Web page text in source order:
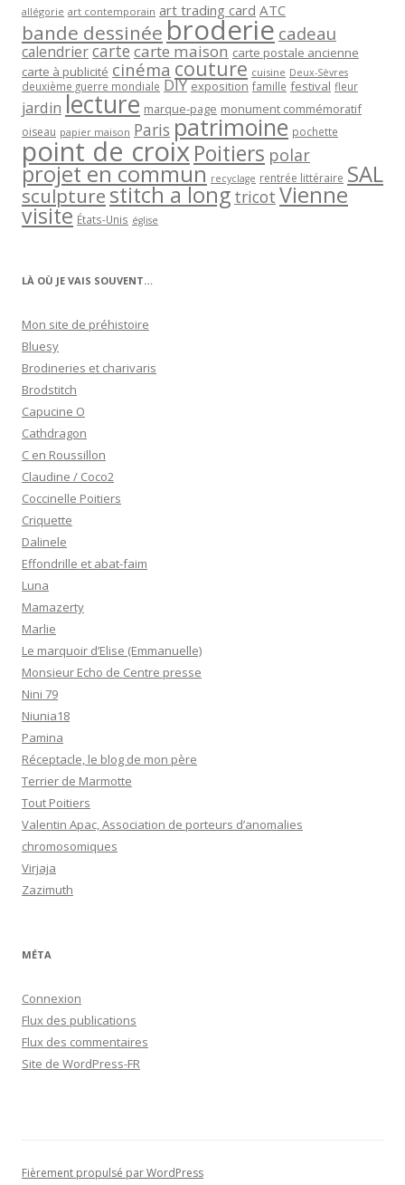
allégorie art contemporain art trading card ATC
bande dessinée broderie cadeau
calendriercartecarte maison carte postale ancienne
carte à publicité cinéma couture cuisine Deux-Sèvres
deuxième guerre mondiale DIY exposition famille festival fleur
jardin lecture marque-page monument commémoratif
oiseau papier maison Paris patrimoine pochette
point de croixPoitiers polar
projet en commun recyclage rentrée littéraire SAL
sculpturestitch a long tricot Vienne
visite États-Unis église
LÀ OÙ JE VAIS SOUVENT…
Mon site de préhistoire
Bluesy
Brodineries et charivaris
Brodstitch
Capucine O
Cathdragon
C en Roussillon
Claudine / Coco2
Coccinelle Poitiers
Criquette
Dalinele
Effondrille et abat-faim
Luna
Mamazerty
Marlie
Le marquoir d’Elise (Emmanuelle)
Monsieur Echo de Centre presse
Nini 79
Niunia18
Pamina
Réceptacle, le blog de mon père
Terrier de Marmotte
Tout Poitiers
Valentin Apac, Association de porteurs d’anomalies
chromosomiques
Virjaja
Zazimuth
MÉTA
Connexion
Flux des publications
Flux des commentaires
Site de WordPress-FR
Fièrement propulsé par WordPress